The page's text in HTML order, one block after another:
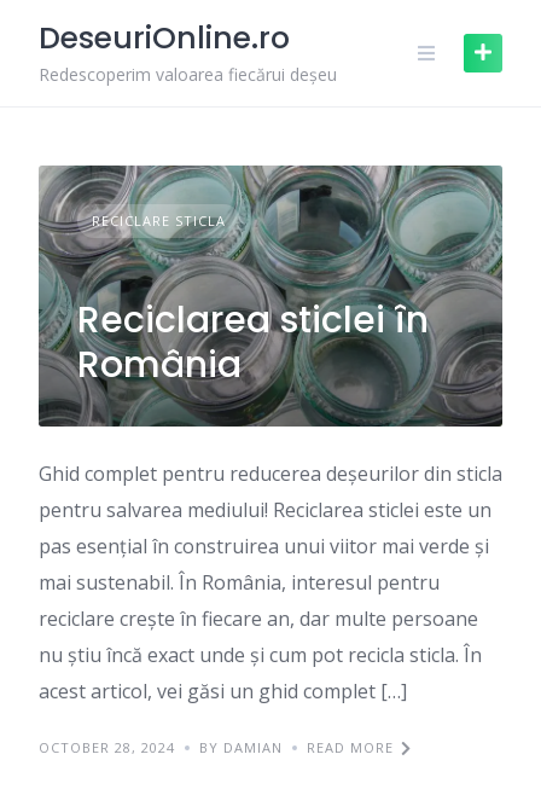
content
DeseuriOnline.ro
Redescoperim valoarea fiecărui deșeu
RECICLARE STICLA
Reciclarea sticlei în
România
Ghid complet pentru reducerea deșeurilor din sticla
pentru salvarea mediului! Reciclarea sticlei este un
pas esențial în construirea unui viitor mai verde și
mai sustenabil. În România, interesul pentru
reciclare crește în fiecare an, dar multe persoane
nu știu încă exact unde și cum pot recicla sticla. În
acest articol, vei găsi un ghid complet […]
OCTOBER 28, 2024 BY DAMIAN READ MORE